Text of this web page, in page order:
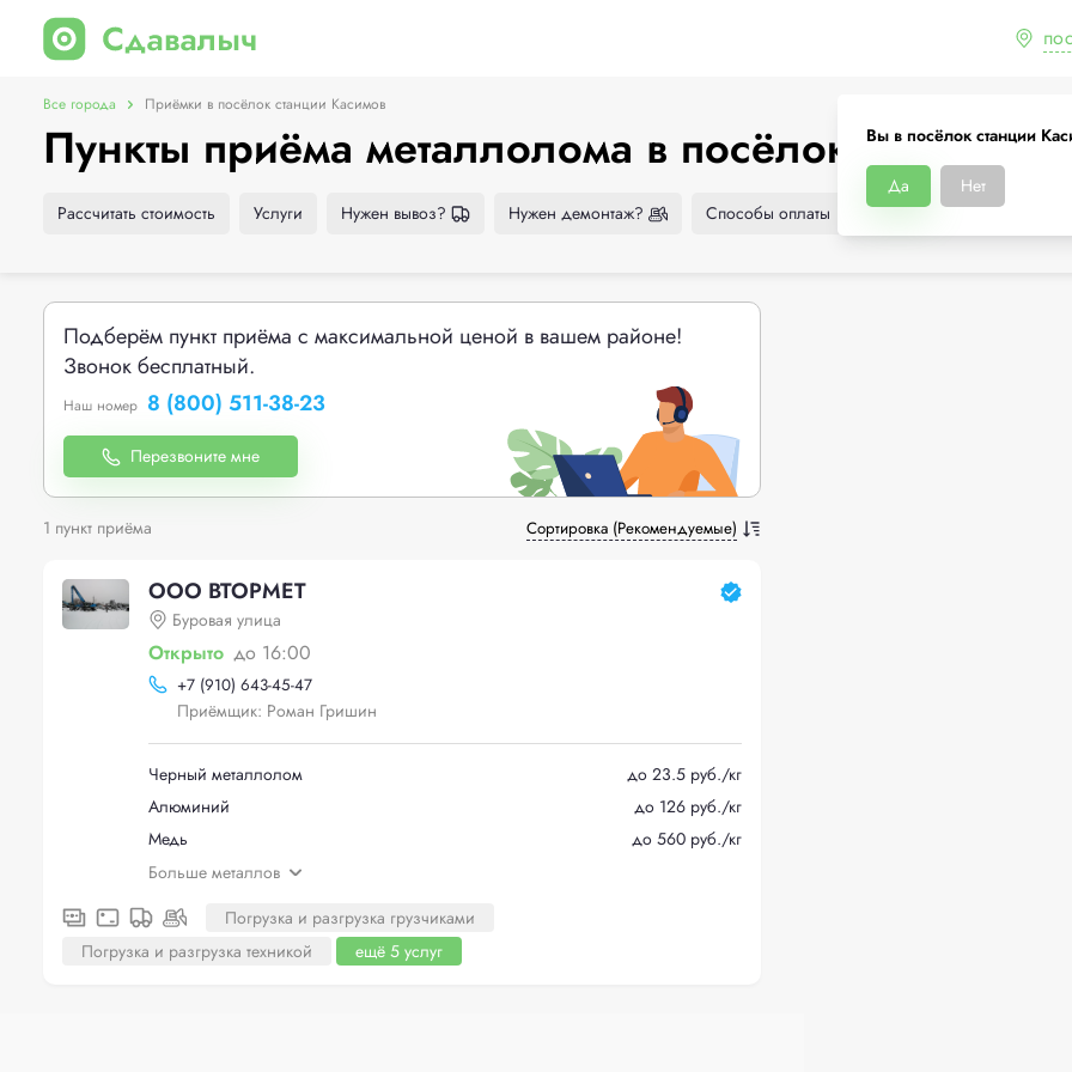
Вы в посёлок станции
Да Нет
Все города Приёмки в посёлок станции Касимов
Пункты приёма металлолома в посёлок станции
Рассчитать стоимость Услуги Нужен вывоз? Нужен демонтаж? Способы оплаты
Подберём пункт приёма с максимальной ценой в вашем районе!
Звонок бесплатный.
Наш номер 8 (800) 511-38-23
Перезвоните мне
1 пункт приёма Сортировка (Рекомендуемые)
ООО ВТОРМЕТ
Буровая улица
Открыто до 16:00
+7 (910) 643-45-47
Приёмщик: Роман Гришин
Черный металлолом
до 23.5 руб./кг
Алюминий
до 126 руб./кг
Медь
до 560 руб./кг
Больше металлов
Погрузка и разгрузка грузчиками
Погрузка и разгрузка техникой
ещё 5 услуг